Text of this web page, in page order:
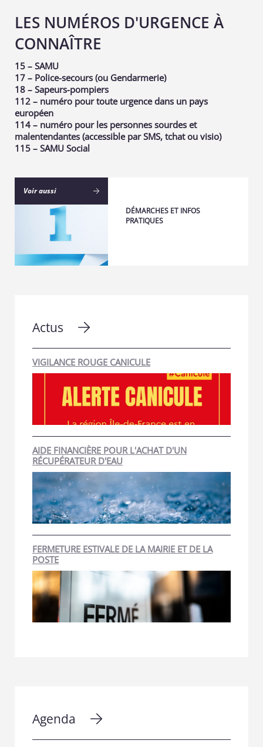
LES NUMÉROS D'URGENCE À
CONNAÎTRE
15 – SAMU
17 – Police-secours (ou Gendarmerie)
18 – Sapeurs-pompiers
112 – numéro pour toute urgence dans un pays
européen
114 – numéro pour les personnes sourdes et
malentendantes (accessible par SMS, tchat ou visio)
115 – SAMU Social
Voir aussi
DÉMARCHES ET INFOS
PRATIQUES
Actus
VIGILANCE ROUGE CANICULE
AIDE FINANCIÈRE POUR L'ACHAT D'UN
RÉCUPÉRATEUR D'EAU
FERMETURE ESTIVALE DE LA MAIRIE ET DE LA
POSTE
Agenda